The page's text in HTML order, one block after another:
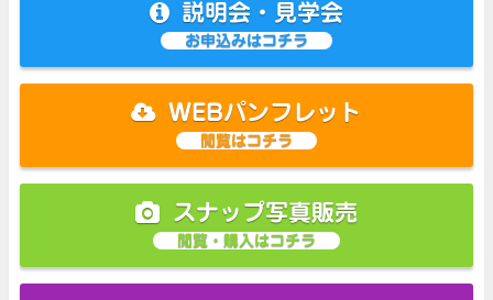
説明会・見学会
お申込みはコチラ
WEBパンフレット
閲覧はコチラ
スナップ写真販売
閲覧・購入はコチラ